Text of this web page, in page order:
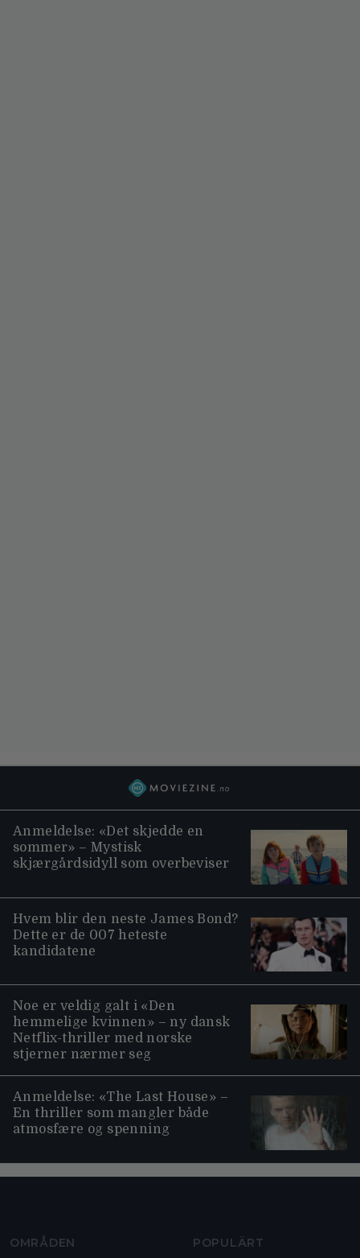
Anmeldelse: «Det skjedde en
sommer» – Mystisk
skjærgårdsidyll som overbeviser
Hvem blir den neste James Bond?
Dette er de 007 heteste
kandidatene
Noe er veldig galt i «Den
hemmelige kvinnen» – ny dansk
Netflix-thriller med norske
stjerner nærmer seg
Anmeldelse: «The Last House» –
En thriller som mangler både
atmosfære og spenning
OMRÅDEN POPULÄRT